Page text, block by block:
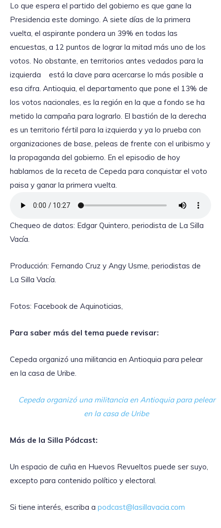
Lo que espera el partido del gobierno es que gane la
Presidencia este domingo. A siete días de la primera
vuelta, el aspirante pondera un 39% en todas las
encuestas, a 12 puntos de lograr la mitad más uno de los
votos. No obstante, en territorios antes vedados para la
izquierda está la clave para acercarse lo más posible a
esa cifra. Antioquia, el departamento que pone el 13% de
los votos nacionales, es la región en la que a fondo se ha
metido la campaña para lograrlo. El bastión de la derecha
es un territorio fértil para la izquierda y ya lo prueba con
organizaciones de base, peleas de frente con el uribismo y
la propaganda del gobierno. En el episodio de hoy
hablamos de la receta de Cepeda para conquistar el voto
paisa y ganar la primera vuelta.
Chequeo de datos: Edgar Quintero, periodista de La Silla
Vacía.
Producción: Fernando Cruz y Angy Usme, periodistas de
La Silla Vacía.
Fotos: Facebook de Aquinoticias,
Para saber más del tema puede revisar:
Cepeda organizó una militancia en Antioquia para pelear
en la casa de Uribe.
Cepeda organizó una militancia en Antioquia para pelear
en la casa de Uribe
Más de la Silla Pódcast:
Un espacio de cuña en Huevos Revueltos puede ser suyo,
excepto para contenido político y electoral.
Si tiene interés, escriba a podcast@lasillavacia.com